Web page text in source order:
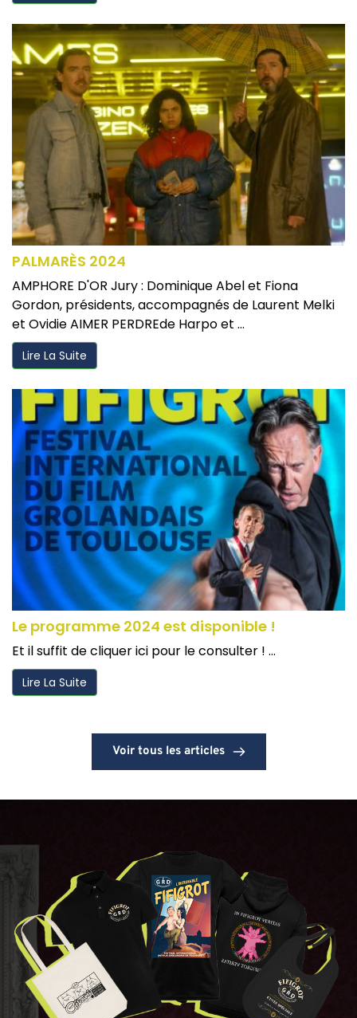
PALMARÈS 2024
AMPHORE D'OR Jury : Dominique Abel et Fiona
Gordon, présidents, accompagnés de Laurent Melki
et Ovidie AIMER PERDREde Harpo et ...
Lire La Suite
Le programme 2024 est disponible !
Et il suffit de cliquer ici pour le consulter ! ...
Lire La Suite
Voir tous les articles